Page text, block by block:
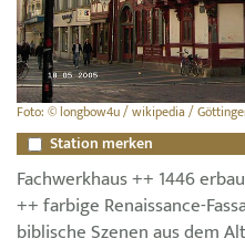
Foto: © longbow4u / wikipedia /
Station merken
Fachwerkhaus ++ 1446
++ farbige Renaissance-
biblische Szenen aus dem